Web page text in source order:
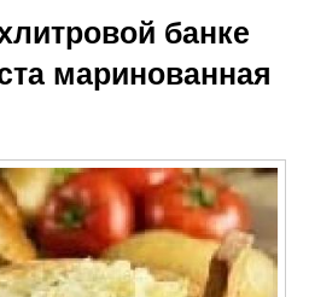
банке
маринованная